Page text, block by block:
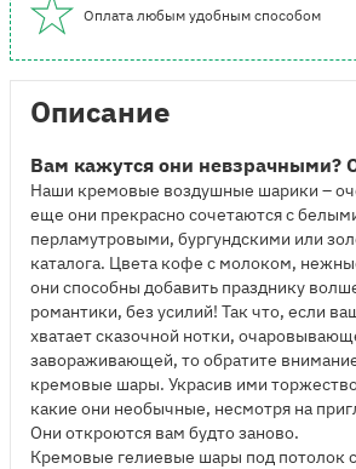
Оплата любым удобным способом
Описание
Вам кажутся они невзрачными?
Наши кремовые воздушные шарики –
еще они прекрасно сочетаются с
перламутровыми, бургундскими или
каталога. Цвета кофе с молоком,
они способны добавить празднику
романтики, без усилий! Так что, если
хватает сказочной нотки,
завораживающей, то обратите
кремовые шары. Украсив ими
какие они необычные, несмотря на
Они откроются вам будто заново.
Кремовые гелиевые шары под потолок